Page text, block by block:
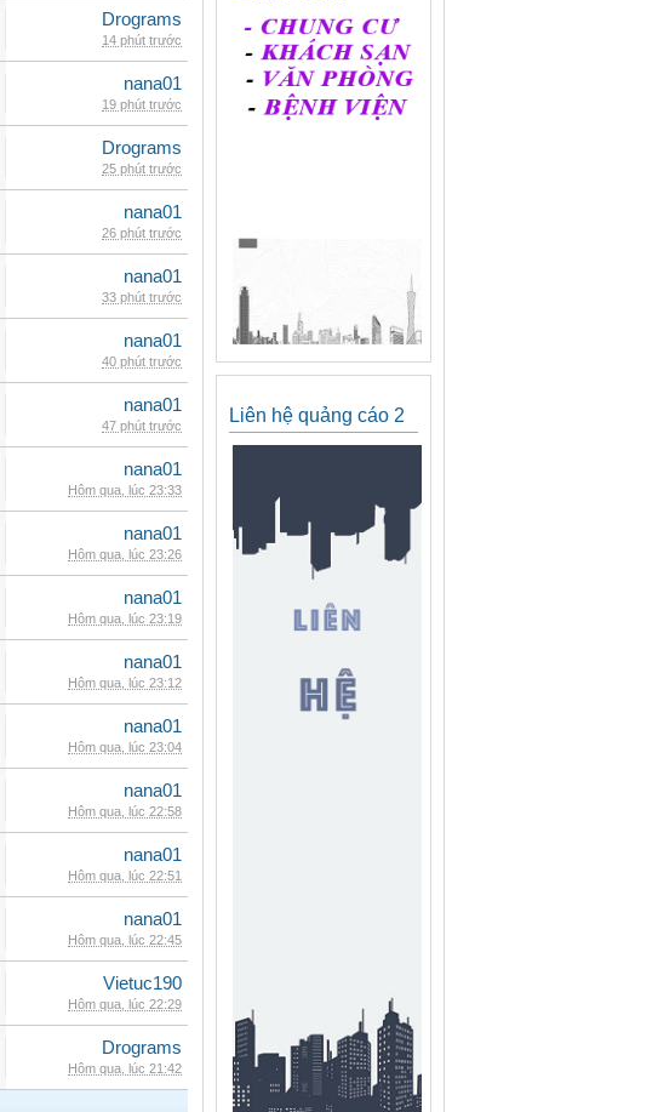
Drograms
14 phút trước
nana01
19 phút trước
Drograms
25 phút trước
nana01
26 phút trước
nana01
33 phút trước
nana01
40 phút trước
nana01
47 phút trước
nana01
Hôm qua, lúc 23:33
nana01
Hôm qua, lúc 23:26
nana01
Hôm qua, lúc 23:19
nana01
Hôm qua, lúc 23:12
nana01
Hôm qua, lúc 23:04
nana01
Hôm qua, lúc 22:58
nana01
Hôm qua, lúc 22:51
nana01
Hôm qua, lúc 22:45
Vietuc190
Hôm qua, lúc 22:29
Drograms
Hôm qua, lúc 21:42
Liên hệ quảng cáo 2